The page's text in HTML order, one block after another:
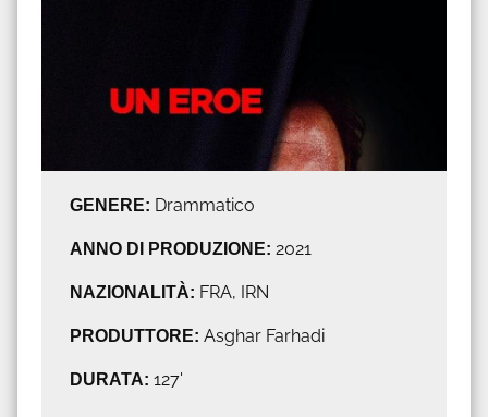
GENERE: Drammatico
ANNO DI PRODUZIONE: 2021
NAZIONALITÀ: FRA, IRN
PRODUTTORE: Asghar Farhadi
DURATA: 127'